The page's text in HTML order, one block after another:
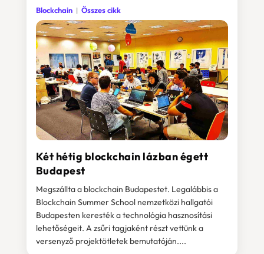
Két hétig blockchain lázban égett
Budapest
Blockchain Összes cikk
Megszállta a blockchain Budapestet. Legalábbis a
Blockchain Summer School nemzetközi hallgatói
Budapesten keresték a technológia hasznosítási
lehetőségeit. A zsűri tagjaként részt vettünk a
versenyző projektötletek bemutatóján....